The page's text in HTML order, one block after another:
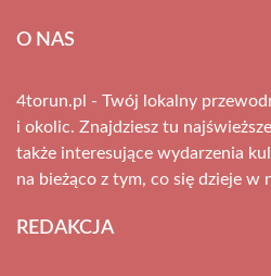
O NAS
4torun.pl - Twój lokalny
i okolic. Znajdziesz tu
także interesujące wydarzenia
na bieżąco z tym, co się dzieje w
REDAKCJA